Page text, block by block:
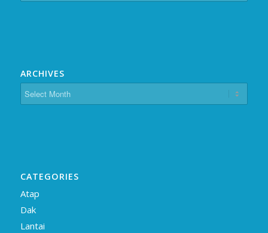
ARCHIVES
CATEGORIES
Atap
Dak
Lantai